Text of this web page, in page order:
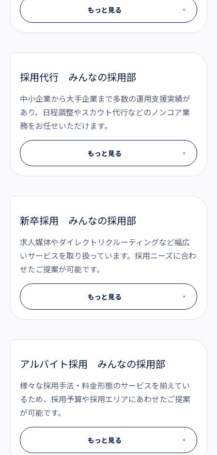
もっと見る
採用代行 みんなの採用部
中小企業から大手企業まで多数の運用支援実績が
あり、日程調整やスカウト代行などのノンコア業
務をお任せいただけます。
もっと見る
新卒採用 みんなの採用部
求人媒体やダイレクトリクルーティングなど幅広
いサービスを取り扱っています。採用ニーズに合わ
せたご提案が可能です。
もっと見る
アルバイト採用 みんなの採用部
様々な採用手法・料金形態のサービスを揃えてい
るため、採用予算や採用エリアにあわせたご提案
が可能です。
もっと見る